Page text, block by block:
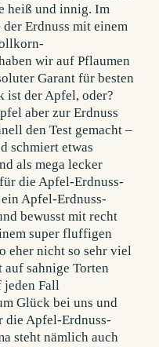
heiß und innig. Im
Erdnuss mit einem
wir auf Pflaumen
Garant für besten
ist der Apfel, oder?
aber zur Erdnuss
den Test gemacht –
schmiert etwas
als mega lecker
die Apfel-Erdnuss-
Apfel-Erdnuss-
bewusst mit recht
super fluffigen
eher nicht so sehr viel
auf sahnige Torten
jeden Fall
Glück bei uns und
die Apfel-Erdnuss-
steht nämlich auch